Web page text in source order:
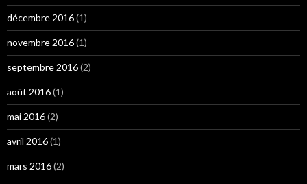
décembre 2016(1)
novembre 2016(1)
septembre 2016(2)
août 2016(1)
mai 2016(2)
avril 2016(1)
mars 2016(2)